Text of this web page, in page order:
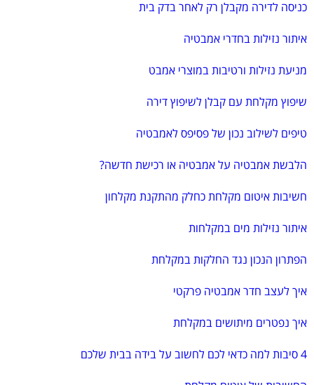
כניסה לדירה מקבלן רק לאחר בדק בית
איתור נזילות בחדרי אמבטיה
מניעת נזילות ורטיבות במוצרי אמבט
שיפוץ מקלחת עם קבלן לשיפוץ דירה
טיפים לשילוב נכון של פסיפס לאמבטיה
הלבשת אמבטיה על אמבטיה או רכישת חדשה?
חשיבות איטום מקלחת כחלק מהתקנת מקלחון
איתור נזילות מים במקלחות
הפתרון הנכון נגד החלקות במקלחת
איך לעצב חדר אמבטיה פרקטי
איך נפטרים מיתושים במקלחת
4 סיבות למה כדאי לכם לחשוב על בידה בבית שלכם